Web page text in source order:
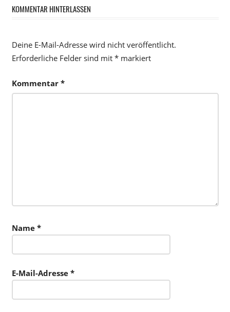
KOMMENTAR HINTERLASSEN
Deine E-Mail-Adresse wird nicht veröffentlicht.
Erforderliche Felder sind mit *markiert
Kommentar *
Name *
E-Mail-Adresse *